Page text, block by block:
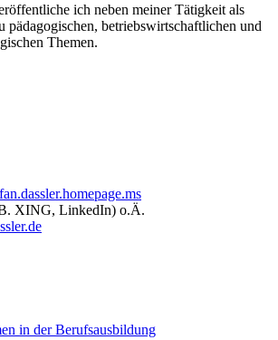
ich neben meiner Tätigkeit als
pädagogischen, betriebswirtschaftlichen und
Themen.
XING, LinkedIn) o.Ä.
in der Berufsausbildung